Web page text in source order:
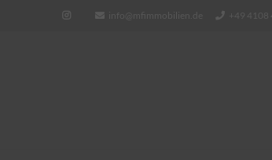
info@mfimmobilien.de +49 4108